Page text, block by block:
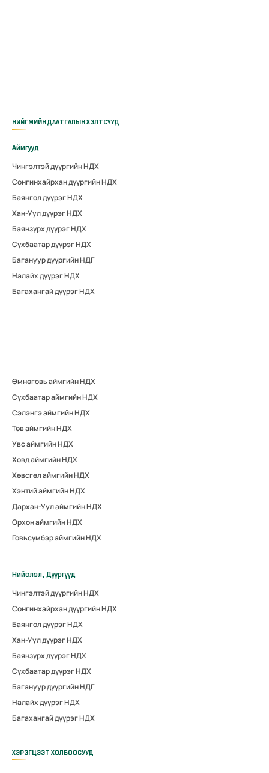
НИЙГМИЙН ДААТГАЛЫН ХЭЛТСҮҮД
Аймгууд
Чингэлтэй дүүргийн НДХ
Сонгинхайрхан дүүргийн НДХ
Баянгол дүүрэг НДХ
Хан-Уул дүүрэг НДХ
Баянзүрх дүүрэг НДХ
Сүхбаатар дүүрэг НДХ
Багануур дүүргийн НДГ
Налайх дүүрэг НДХ
Багахангай дүүрэг НДХ
Өмнөговь аймгийн НДХ
Сүхбаатар аймгийн НДХ
Сэлэнгэ аймгийн НДХ
Төв аймгийн НДХ
Увс аймгийн НДХ
Ховд аймгийн НДХ
Хөвсгөл аймгийн НДХ
Хэнтий аймгийн НДХ
Дархан-Уул аймгийн НДХ
Орхон аймгийн НДХ
Говьсүмбэр аймгийн НДХ
Нийслэл, Дүүргүүд
Чингэлтэй дүүргийн НДХ
Сонгинхайрхан дүүргийн НДХ
Баянгол дүүрэг НДХ
Хан-Уул дүүрэг НДХ
Баянзүрх дүүрэг НДХ
Сүхбаатар дүүрэг НДХ
Багануур дүүргийн НДГ
Налайх дүүрэг НДХ
Багахангай дүүрэг НДХ
ХЭРЭГЦЭЭТ ХОЛБООСУУД